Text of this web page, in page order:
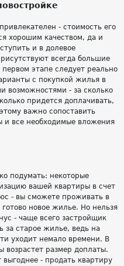
- стоимость его
хорошим качеством, да и
и в долевое
всегда большие
этапе следует реально
с покупкой жилья в
возможностями - за сколько
придется доплачивать,
важно сопоставить
и все необходимые вложения
подумать: некоторые
вашей квартиры в счет
- вы сможете проживать в
новое жилье. Но нельзя
- чаще всего застройщик
за старое жилье, ведь на
уходит немало времени. В
возрастет размер доплаты.
- продать квартиру